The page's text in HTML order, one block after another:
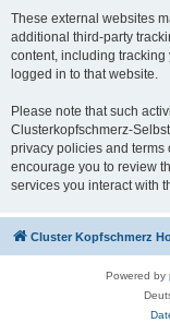
These external websites
additional third-party
content, including
logged in to that website.
Please note that such
Clusterkopfschmerz-
privacy policies and terms
encourage you to review
services you interact with
Cluster Kopfschmerz
Powered by